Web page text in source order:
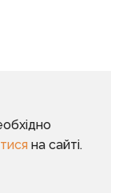
на сайті.